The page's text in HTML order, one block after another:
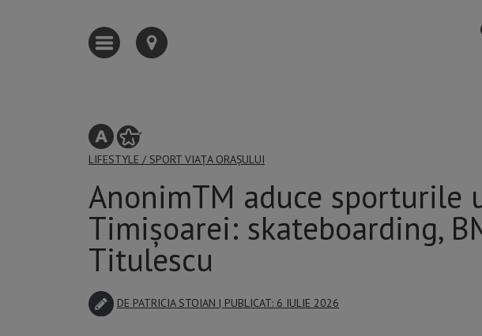
LIFESTYLE / SPORT VIAȚA ORAȘULUI
AnonimTM aduce sporturile
Timișoarei: skateboarding,
Titulescu
DE PATRICIA STOIAN | PUBLICAT: 6 IULIE 2026